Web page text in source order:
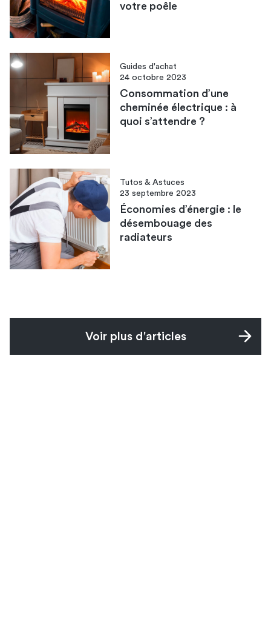
votre poêle
Guides d'achat
24 octobre 2023
Consommation d’une
cheminée électrique : à
quoi s’attendre ?
Tutos & Astuces
23 septembre 2023
Économies d’énergie : le
désembouage des
radiateurs
Voir plus d'articles